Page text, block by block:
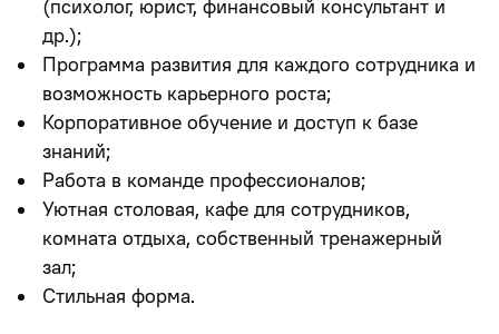
(психолог, юрист, финансовый консультант и
др.);
Программа развития для каждого сотрудника и
возможность карьерного роста;
Корпоративное обучение и доступ к базе
знаний;
Работа в команде профессионалов;
Уютная столовая, кафе для сотрудников,
комната отдыха, собственный тренажерный
зал;
Стильная форма.